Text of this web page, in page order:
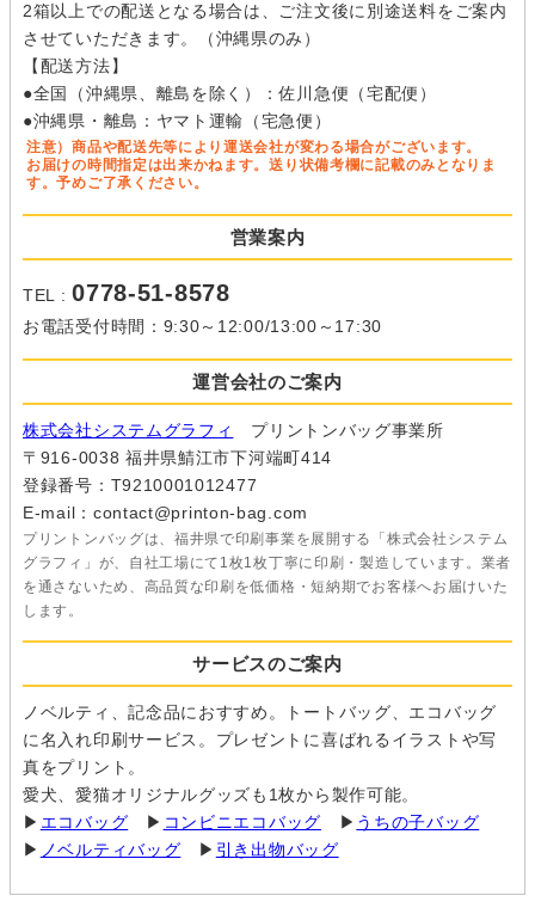
2箱以上での配送となる場合は、ご注文後に別途送料をご案内
させていただきます。（沖縄県のみ）
【配送方法】
●全国（沖縄県、離島を除く）：佐川急便（宅配便）
●沖縄県・離島：ヤマト運輸（宅急便）
注意）商品や配送先等により運送会社が変わる場合がございます。
お届けの時間指定は出来かねます。送り状備考欄に記載のみとなりま
す。予めご了承ください。
営業案内
TEL :0778-51-8578
お電話受付時間：9:30～12:00/13:00～17:30
運営会社のご案内
株式会社システムグラフィ
プリントンバッグ事業所
〒916-0038 福井県鯖江市下河端町414
登録番号：T9210001012477
E-mail：contact@printon-bag.com
プリントンバッグは、福井県で印刷事業を展開する「株式会社システム
グラフィ」が、自社工場にて1枚1枚丁寧に印刷・製造しています。業者
を通さないため、高品質な印刷を低価格・短納期でお客様へお届けいた
します。
サービスのご案内
ノベルティ、記念品におすすめ。トートバッグ、エコバッグ
に名入れ印刷サービス。プレゼントに喜ばれるイラストや写
真をプリント。
愛犬、愛猫オリジナルグッズも1枚から製作可能。
▶ エコバッグ ▶ コンビニエコバッグ ▶ うちの子バッグ
▶ ノベルティバッグ ▶ 引き出物バッグ